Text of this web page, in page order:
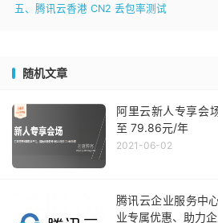
五、腾讯云香港 CN2 丢包率测试
随机文章
阿里云新人专享会
至 79.86元/年
2021-06-02
腾讯云企业服务中
业专属优惠、助力